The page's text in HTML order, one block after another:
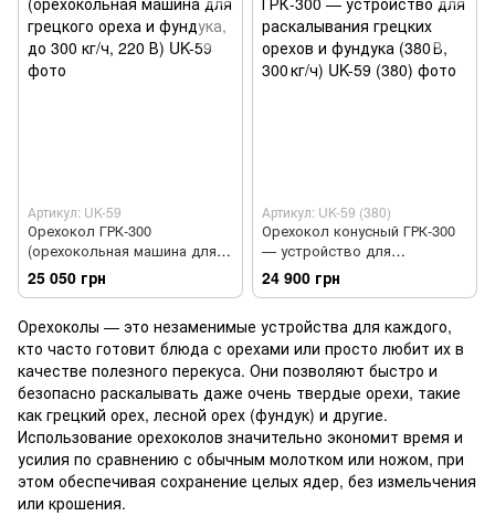
Артикул: UK-59
Орехокол ГРК-300
(орехокольная машина для
грецкого ореха и фундука, до
300 кг/ч, 220 В)
25 050 грн
Артикул: UK-59 (380)
Орехокол конусный ГРК-300
— устройство для
раскалывания грецких
орехов и фундука (380 В,
24 900 грн
Орехоколы — это незаменимые устройства для каждого,
кто часто готовит блюда с орехами или просто любит их в
качестве полезного перекуса. Они позволяют быстро и
безопасно раскалывать даже очень твердые орехи, такие
как грецкий орех, лесной орех (фундук) и другие.
Использование орехоколов значительно экономит время и
усилия по сравнению с обычным молотком или ножом, при
этом обеспечивая сохранение целых ядер, без измельчения
или крошения.